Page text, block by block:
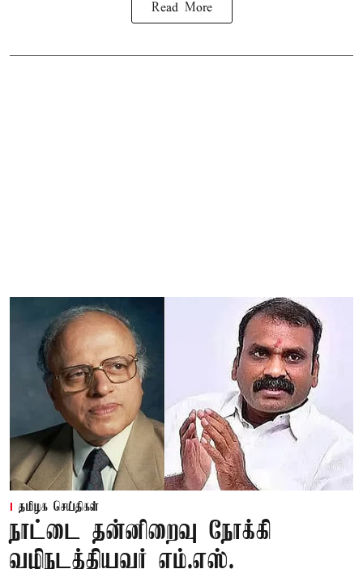
Read More
தமிழக செய்திகள்
நாட்டை தன்னிறைவு நோக்கி
வழிநடத்தியவர் எம்.எஸ்.